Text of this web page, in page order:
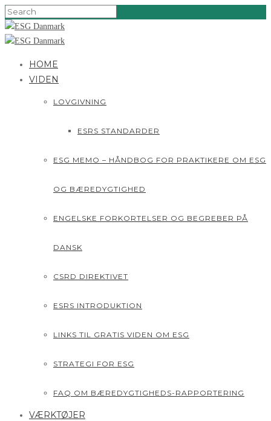
HOME
VIDEN
LOVGIVNING
ESRS STANDARDER
ESG MEMO – HÅNDBOG FOR PRAKTIKERE OM ESG
OG BÆREDYGTIGHED
ENGELSKE FORKORTELSER OG BEGREBER PÅ
DANSK
CSRD DIREKTIVET
ESRS INTRODUKTION
LINKS TIL GRATIS VIDEN OM ESG
STRATEGI FOR ESG
FAQ OM BÆREDYGTIGHEDS-RAPPORTERING
VÆRKTØJER